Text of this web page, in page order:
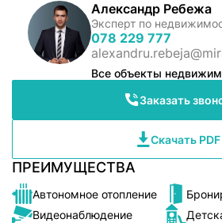
Александр Ребежа
Эксперт по
078 229 777
Все объекты
Заказать
Скачать PDF
ПРЕИМУЩЕСТВА
Автономное отопление
Видеонаблюдение